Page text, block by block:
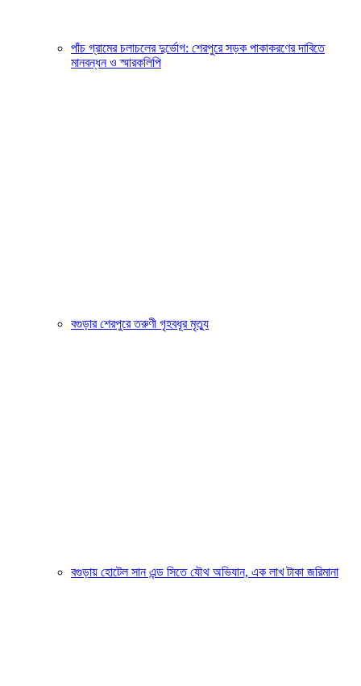
পাঁচ গ্রামের চলাচলের দুর্ভোগ: শেরপুরে সড়ক পাকাকরণের দাবিতে
মানবন্ধন ও স্মারকলিপি
বগুড়ার শেরপুরে তরুণী গৃহবধূর মৃত্যু
বগুড়ায় হোটেল সান এন্ড সিতে যৌথ অভিযান, এক লাখ টাকা জরিমানা